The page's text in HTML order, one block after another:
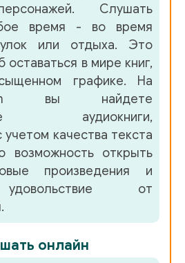
Слушать
время - во время
или отдыха. Это
оставаться в мире книг,
графике. На
вы найдете
аудиокниги,
качества текста
возможность открыть
произведения и
от
онлайн